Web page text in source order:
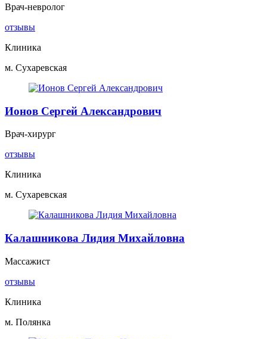
Врач-невролог
отзывы
Клиника
м. Сухаревская
Ионов Сергей Александрович
Врач-хирург
отзывы
Клиника
м. Сухаревская
Калашникова Лидия Михайловна
Массажист
отзывы
Клиника
м. Полянка